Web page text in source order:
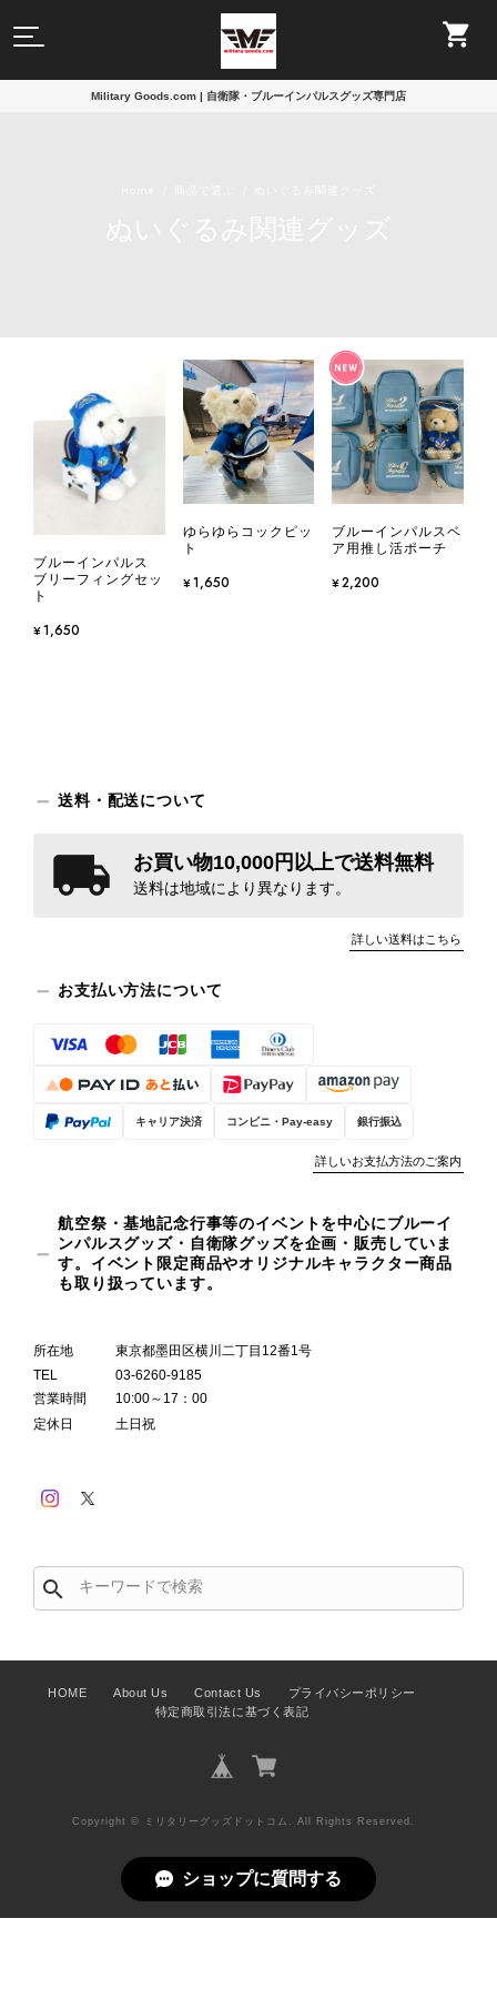
Military Goods.com | 自衛隊・ブルーインパルスグッズ専門店
ブルーインパルス
ブリーフィングセッ
ト
¥1,650
ゆらゆらコックピッ
ト
¥1,650
ブルーインパルスベ
ア用推し活ポーチ
¥2,200
送料・配送について
お買い物10,000円以上で送料無料
送料は地域により異なります。
詳しい送料はこちら
お支払い方法について
キャリア決済 コンビニ・Pay-easy 銀行振込
詳しいお支払方法のご案内
航空祭・基地記念行事等のイベントを中心にブルーイ
ンパルスグッズ・自衛隊グッズを企画・販売していま
す。イベント限定商品やオリジナルキャラクター商品
も取り扱っています。
所在地
東京都墨田区横川二丁目12番1号
TEL
03-6260-9185
営業時間
10:00～17：00
定休日
土日祝
search
HOME About Us Contact Us
プライバシーポリシー
特定商取引法に基づく表記
Copyright © ミリタリーグッズドットコム. All Rights Reserved.
ショップに質問する